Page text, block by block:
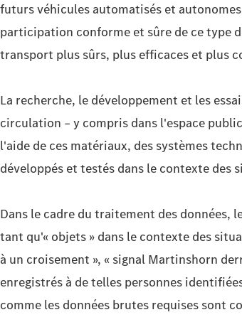
futurs véhicules automatisés et
participation conforme et sûre de ce type
transport plus sûrs, plus efficaces et plus
La recherche, le développement et les
circulation – y compris dans l'espace
l'aide de ces matériaux, des systèmes
développés et testés dans le contexte
Dans le cadre du traitement des données,
tant qu'« objets » dans le contexte des
à un croisement », « signal Martinshorn
enregistrés à de telles personnes
comme les données brutes requises sont